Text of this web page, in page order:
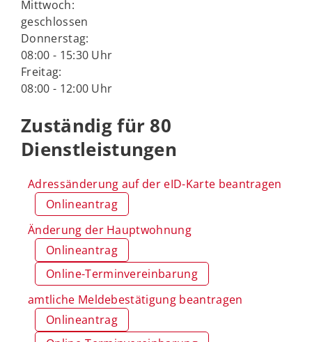
Mittwoch:
geschlossen
Donnerstag:
08:00 - 15:30 Uhr
Freitag:
08:00 - 12:00 Uhr
Zuständig für 80
Dienstleistungen
Adressänderung auf der eID-Karte beantragen
Onlineantrag
Änderung der Hauptwohnung
Onlineantrag
Online-Terminvereinbarung
amtliche Meldebestätigung beantragen
Onlineantrag